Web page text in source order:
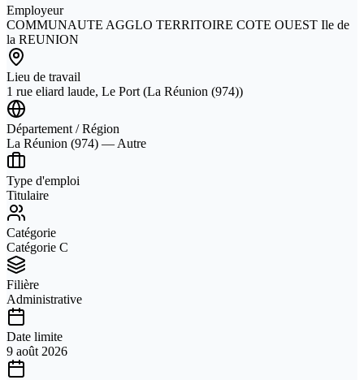
Employeur
COMMUNAUTE AGGLO TERRITOIRE COTE OUEST Ile de
la REUNION
Lieu de travail
1 rue eliard laude, Le Port (La Réunion (974))
Département / Région
La Réunion (974) — Autre
Type d'emploi
Titulaire
Catégorie
Catégorie C
Filière
Administrative
Date limite
9 août 2026